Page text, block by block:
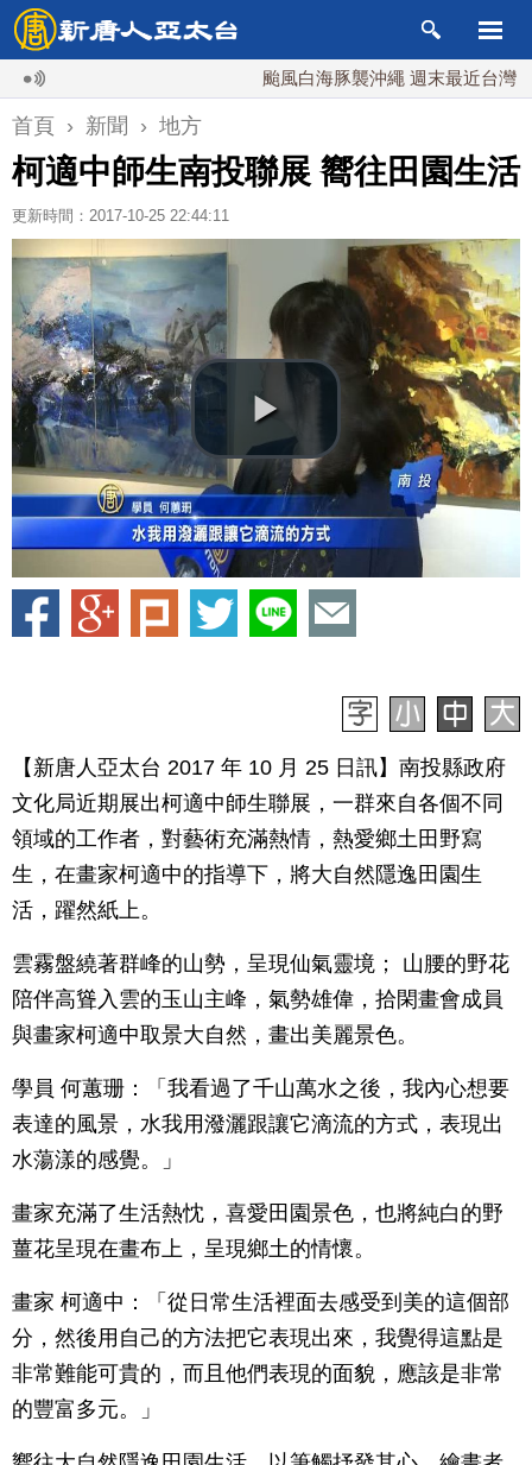
颱風白海豚襲沖繩 週末最近台灣 10日登
首頁 › 新聞 › 地方
柯適中師生南投聯展 嚮往田園生活
更新時間：2017-10-25 22:44:11
【新唐人亞太台 2017 年 10 月 25 日訊】南投縣政府
文化局近期展出柯適中師生聯展，一群來自各個不同
領域的工作者，對藝術充滿熱情，熱愛鄉土田野寫
生，在畫家柯適中的指導下，將大自然隱逸田園生
活，躍然紙上。
雲霧盤繞著群峰的山勢，呈現仙氣靈境； 山腰的野花
陪伴高聳入雲的玉山主峰，氣勢雄偉，拾閑畫會成員
與畫家柯適中取景大自然，畫出美麗景色。
學員 何蕙珊：「我看過了千山萬水之後，我內心想要
表達的風景，水我用潑灑跟讓它滴流的方式，表現出
水蕩漾的感覺。」
畫家充滿了生活熱忱，喜愛田園景色，也將純白的野
薑花呈現在畫布上，呈現鄉土的情懷。
畫家 柯適中：「從日常生活裡面去感受到美的這個部
分，然後用自己的方法把它表現出來，我覺得這點是
非常難能可貴的，而且他們表現的面貌，應該是非常
的豐富多元。」